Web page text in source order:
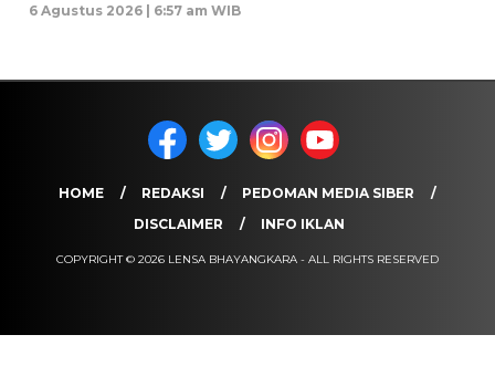
6 Agustus 2026 | 6:57 am WIB
HOME REDAKSI
PEDOMAN MEDIA SIBER
DISCLAIMER
INFO IKLAN
COPYRIGHT © 2026 LENSA BHAYANGKARA - ALL RIGHTS RESERVED